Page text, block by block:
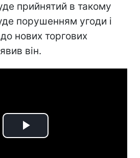
прийнятий в такому
порушенням угоди і
нових торгових
він.
Play